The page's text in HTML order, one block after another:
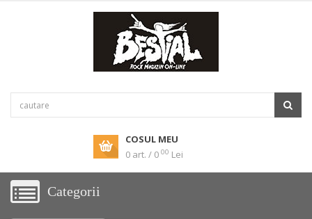
COSUL MEU
0 art. / 0 00 Lei
Categorii